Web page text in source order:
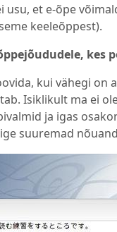
usu, et e-õpe
keeleõppest).
kes
kui vähegi on
Isiklikult ma ei
ja igas
suuremad